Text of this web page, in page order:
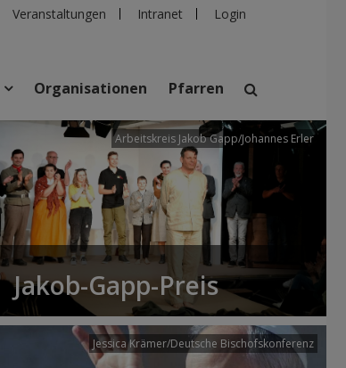
Veranstaltungen Intranet Login
suchen
Personen Pfarren Einrichtungen
Organisationen Pfarren
Arbeitskreis Jakob Gapp/Johannes Erler
Jakob-Gapp-Preis
Jessica Krämer/Deutsche Bischofskonferenz